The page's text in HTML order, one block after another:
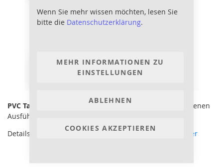
Wenn Sie mehr wissen möchten, lesen Sie
bitte die Datenschutzerklärung.
COOKIES AKZEPTIEREN
MEHR INFORMATIONEN ZU
EINSTELLUNGEN
ABLEHNEN
PVC Tankdurchführungenund Anschlüsse in verschiedenen
Ausführungen und Größen.
Details und Bemaßung der Durchführungen
siehe Bilder